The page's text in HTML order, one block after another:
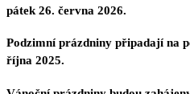
pátek 26. června 2026.
Podzimní prázdniny připadají na
října 2025.